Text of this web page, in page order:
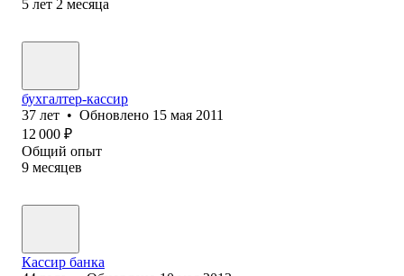
5 лет 2 месяца
бухгалтер-кассир
37 лет • Обновлено 15 мая 2011
12 000 ₽
Общий опыт
9 месяцев
Кассир банка